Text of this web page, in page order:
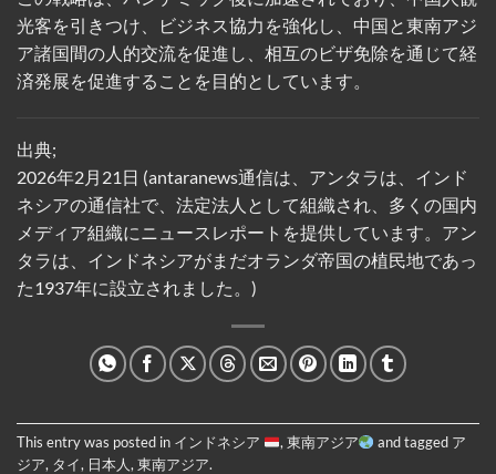
光客を引きつけ、ビジネス協力を強化し、中国と東南アジ
ア諸国間の人的交流を促進し、相互のビザ免除を通じて経
済発展を促進することを目的としています。
出典;
2026年2月21日 (antaranews通信は、アンタラは、インド
ネシアの通信社で、法定法人として組織され、多くの国内
メディア組織にニュースレポートを提供しています。アン
タラは、インドネシアがまだオランダ帝国の植民地であっ
た1937年に設立されました。)
This entry was posted in インドネシア , 東南アジア and tagged ア
ジア, タイ, 日本人, 東南アジア.